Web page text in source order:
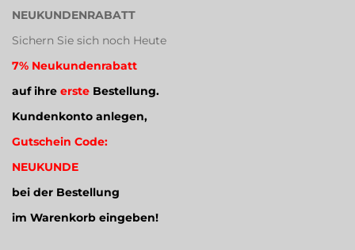
NEUKUNDENRABATT
Sichern Sie sich noch Heute
7% Neukundenrabatt
auf ihre erste Bestellung.
Kundenkonto anlegen,
Gutschein Code:
NEUKUNDE
bei der Bestellung
im Warenkorb eingeben!